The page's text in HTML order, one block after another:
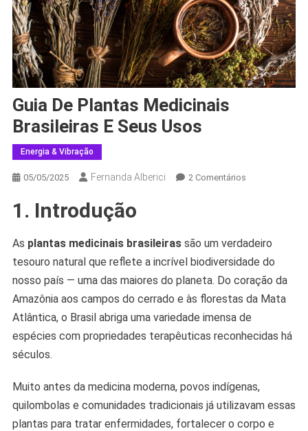
Guia De Plantas Medicinais
Brasileiras E Seus Usos
Energia & Vibração
05/05/2025 Fernanda Alberici 2 ComentáriosEm
Medicinais
Brasileiras
Seus
Usos
1. Introdução
As plantas medicinais brasileirassão um verdadeiro
tesouro natural que reflete a incrível biodiversidade do
nosso país — uma das maiores do planeta. Do coração da
Amazônia aos campos do cerrado e às florestas da Mata
Atlântica, o Brasil abriga uma variedade imensa de
espécies com propriedades terapêuticas reconhecidas há
séculos.
Muito antes da medicina moderna, povos indígenas,
quilombolas e comunidades tradicionais já utilizavam essas
plantas para tratar enfermidades, fortalecer o corpo e